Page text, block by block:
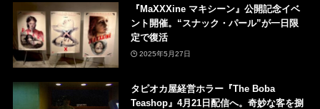
『MaXXXine マキシーン』公開記念イベ
ント開催。“スナック・パール”が一日限
定で復活
2025年5月27日
タピオカ屋経営ホラー『The Boba
Teashop』4月21日配信へ。奇妙な客を捌